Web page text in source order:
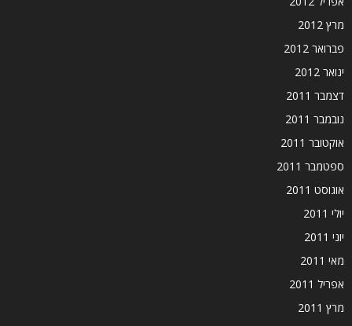
מרץ 2012
פברואר 2012
ינואר 2012
דצמבר 2011
נובמבר 2011
אוקטובר 2011
ספטמבר 2011
אוגוסט 2011
יולי 2011
יוני 2011
מאי 2011
אפריל 2011
מרץ 2011